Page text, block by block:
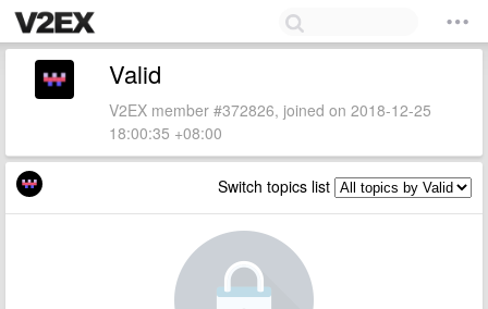
Valid
V2EX member #372826, joined on 2018-12-25
18:00:35 +08:00
Switch topics list